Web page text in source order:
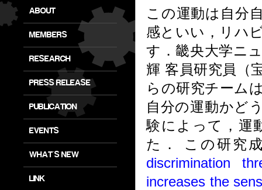
ABOUT
MEMBERS
RESEARCH
PRESS RELEASE
PUBLICATION
EVENTS
WHAT'S NEW
LINK
この運動は自分
感といい，リハ
す．畿央大学ニ
輝 客員研究員（
らの研究チーム
自分の運動かど
験によって，運
た． この研究
discrimination
increases the